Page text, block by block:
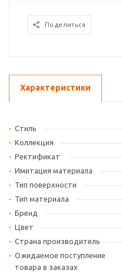
Поделиться
Характеристики
Стиль
Коллекция
Ректификат
Имитация материала
Тип поверхности
Тип материала
Бренд
Цвет
Страна производитель
Ожидаемое поступление
товара в заказах